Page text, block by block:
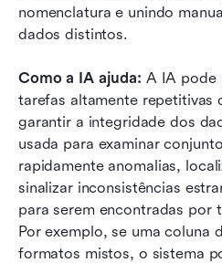
nomenclatura e unindo
dados distintos.
Como a IA ajuda: A IA pode
tarefas altamente repetitivas
garantir a integridade dos
usada para examinar
rapidamente anomalias,
sinalizar inconsistências
para serem encontradas por
Por exemplo, se uma coluna
formatos mistos, o sistema